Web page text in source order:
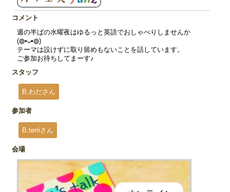
コメント
週の半ばの水曜夜はゆるっと英語でおしゃべりしませんか
(⁠◍⁠•⁠ᴗ⁠•⁠◍⁠)
テーマは設けずに取り留めもないことを話しています。
ご参加お待ちしてまーす♪
スタッフ
B,わださん
参加者
B,terriさん
会場